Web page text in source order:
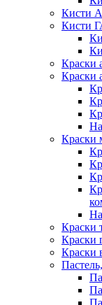
Кисти
Кисти
Краски
Краски
Краски
Краски
Краски
Краски